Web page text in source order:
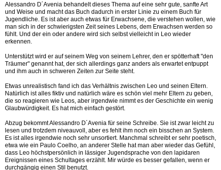
Alessandro D´Avenia behandelt dieses Thema auf eine sehr gute, sanfte Art
und Weise und macht das Buch dadurch in erster Linie zu einem Buch für
Jugendliche. Es ist aber auch etwas für Erwachsene, die verstehen wollen, wie
man sich in der schwierigsten Zeit seines Lebens, dem Erwachsen werden so
fühlt. Und der ein oder andere wird sich selbst vielleicht in Leo wieder
erkennen.
Unterstützt wird er auf seinem Weg von seinem Lehrer, den er spötterhaft "den
Träumer" genannt hat, der sich allerdings ganz anders als erwartet entpuppt
und ihm auch in schweren Zeiten zur Seite steht.
Etwas unrealistisch fand ich das Verhältnis zwischen Leo und seinen Eltern.
Natürlich ist alles fiktiv und natürlich wäre es schön viel mehr Eltern zu geben,
die so reagieren wie Leos, aber irgendwie nimmt es der Geschichte ein wenig
Glaubwürdigkeit. Es hat mich einfach gestört.
Abzug bekommt Alessandro D´Avenia für seine Schreibe. Sie ist zwar leicht zu
lesen und trotzdem niveauvoll, aber es fehlt ihm noch ein bisschen an System.
Es ist alles irgendwie noch sehr unsortiert. Manchmal schreibt er sehr poetisch,
etwa wie ein Paulo Coelho, an anderer Stelle hat man aber wieder das Gefühl,
dass Leo höchstpersönlich in lässiger Jugendsprache von den lapidaren
Ereignissen eines Schultages erzählt. Mir würde es besser gefallen, wenn er
durchgängig einen Stil benutzt.